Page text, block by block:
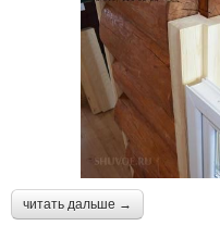
читать дальше →